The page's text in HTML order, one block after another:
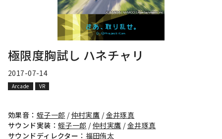
極限度胸試し ハネチャリ
2017-07-14
Arcade VR
効果音： 蛭子一郎 /仲村実鷹 /金井琢真
サウンド実装： 蛭子一郎 /仲村実鷹 /金井琢真
サウンドディレクター： 福田侑太